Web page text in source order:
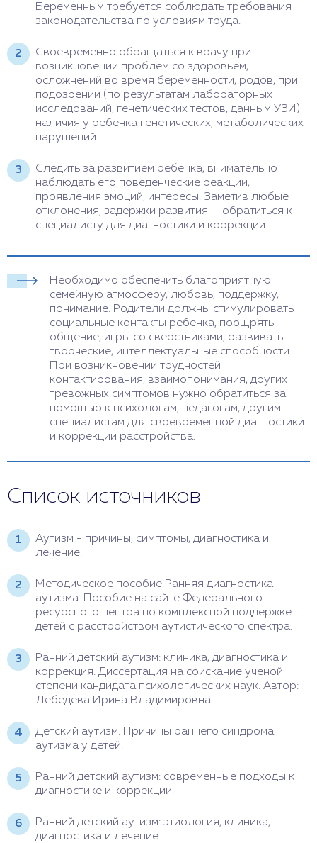
Беременным требуется соблюдать требования
законодательства по условиям труда.
Своевременно обращаться к врачу при
возникновении проблем со здоровьем,
осложнений во время беременности, родов, при
подозрении (по результатам лабораторных
исследований, генетических тестов, данным УЗИ)
наличия у ребенка генетических, метаболических
нарушений.
Следить за развитием ребенка, внимательно
наблюдать его поведенческие реакции,
проявления эмоций, интересы. Заметив любые
отклонения, задержки развития — обратиться к
специалисту для диагностики и коррекции.
Необходимо обеспечить благоприятную
семейную атмосферу, любовь, поддержку,
понимание. Родители должны стимулировать
социальные контакты ребенка, поощрять
общение, игры со сверстниками, развивать
творческие, интеллектуальные способности.
При возникновении трудностей
контактирования, взаимопонимания, других
тревожных симптомов нужно обратиться за
помощью к психологам, педагогам, другим
специалистам для своевременной диагностики
и коррекции расстройства.
Список источников
Аутизм - причины, симптомы, диагностика и
лечение.
Методическое пособие Ранняя диагностика
аутизма. Пособие на сайте Федерального
ресурсного центра по комплексной поддержке
детей с расстройством аутистического спектра.
Ранний детский аутизм: клиника, диагностика и
коррекция. Диссертация на соискание ученой
степени кандидата психологических наук. Автор:
Лебедева Ирина Владимировна.
Детский аутизм. Причины раннего синдрома
аутизма у детей.
Ранний детский аутизм: современные подходы к
диагностике и коррекции.
Ранний детский аутизм: этиология, клиника,
диагностика и лечение